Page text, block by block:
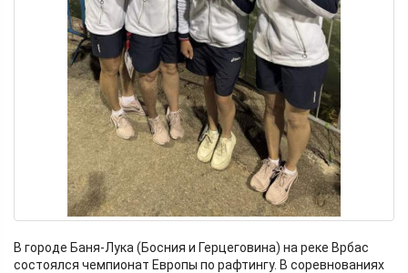
В городе Баня-Лука (Босния и Герцеговина) на реке Врбас
состоялся чемпионат Европы по рафтингу. В соревнованиях